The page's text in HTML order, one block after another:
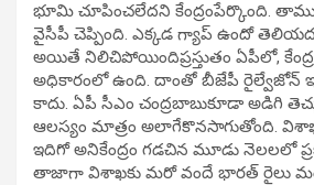
భూమి చూపించలేదని కేంద్రంపేర్కొంది.
వైసీపీ చెప్పింది. ఎక్కడ గ్యాప్ ఉందో
అయితే నిలిచిపోయిందిప్రస్తుతం ఏపీలో,
అధికారంలో ఉంది. దాంతో బీజేపీ రైల్వేజోన్
కాదు. ఏపీ సీఎం చంద్రబాబుకూడా అడిగి
ఆలస్యం మాత్రం అలాగేకొనసాగుతోంది.
ఇదిగో అనికేంద్రం గడచిన మూడు నెలలలో
తాజాగా విశాఖకు మరో వందే భారత్ రైలు